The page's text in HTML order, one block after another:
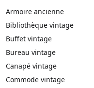
Armoire ancienne
Bibliothèque vintage
Buffet vintage
Bureau vintage
Canapé vintage
Commode vintage